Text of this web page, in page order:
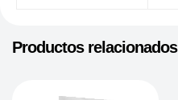
Productos relacionados